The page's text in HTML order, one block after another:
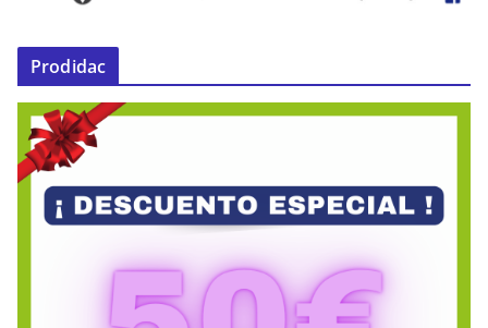
Prodidac